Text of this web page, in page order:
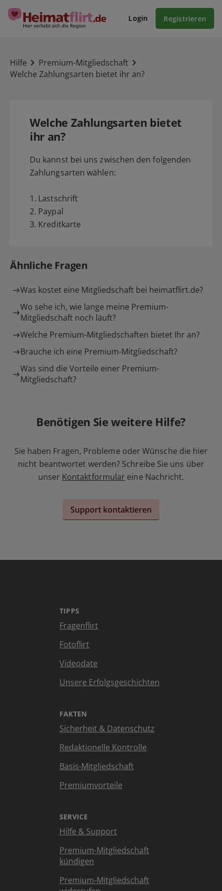
Login Registrieren
Hilfe
Premium-Mitgliedschaft
Welche Zahlungsarten bietet ihr an?
Welche Zahlungsarten bietet
ihr an?
Du kannst bei uns zwischen den folgenden
Zahlungsarten wählen:
1. Lastschrift
2. Paypal
3. Kreditkarte
Ähnliche Fragen
Was kostet eine Mitgliedschaft bei heimatflirt.de?
Wo sehe ich, wie lange meine Premium-
Mitgliedschaft noch läuft?
Welche Premium-Mitgliedschaften bietet Ihr an?
Brauche ich eine Premium-Mitgliedschaft?
Was sind die Vorteile einer Premium-
Mitgliedschaft?
Benötigen Sie weitere Hilfe?
Sie haben Fragen, Probleme oder Wünsche die hier
nicht beantwortet werden? Schreibe Sie uns über
unser Kontaktformular eine Nachricht.
Support kontaktieren
TIPPS
Fragenflirt
Fotoflirt
Videodate
Unsere Erfolgsgeschichten
FAKTEN
Sicherheit & Datenschutz
Redaktionelle Kontrolle
Basis-Mitgliedschaft
Premiumvorteile
SERVICE
Hilfe & Support
Premium-Mitgliedschaft
kündigen
Premium-Mitgliedschaft